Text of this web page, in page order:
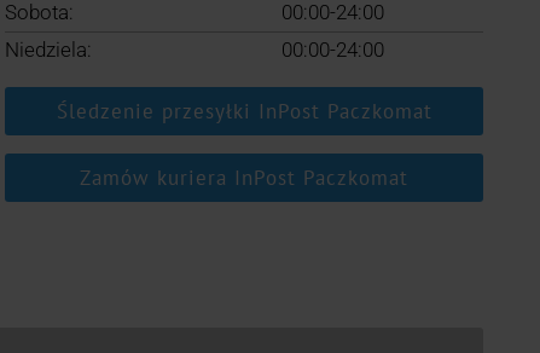
Sobota:
00:00-24:00
Niedziela:
00:00-24:00
Śledzenie przesyłki InPost Paczkomat
Zamów kuriera InPost Paczkomat